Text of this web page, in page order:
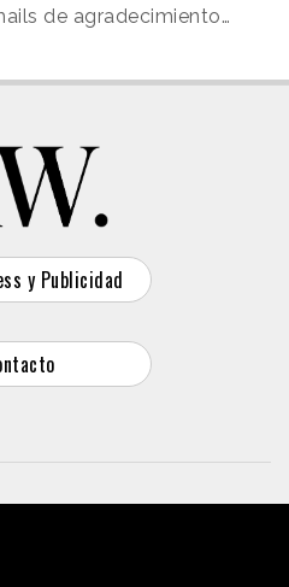
de agradecimiento…
y Publicidad
Why